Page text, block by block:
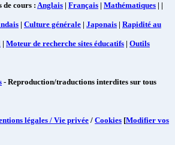
de cours : Anglais | Français | Mathématiques | |
| Culture générale | Japonais | Rapidité au
| Moteur de recherche sites éducatifs | Outils
- Reproduction/traductions interdites sur tous
légales / Vie privée / Cookies [Modifier vos